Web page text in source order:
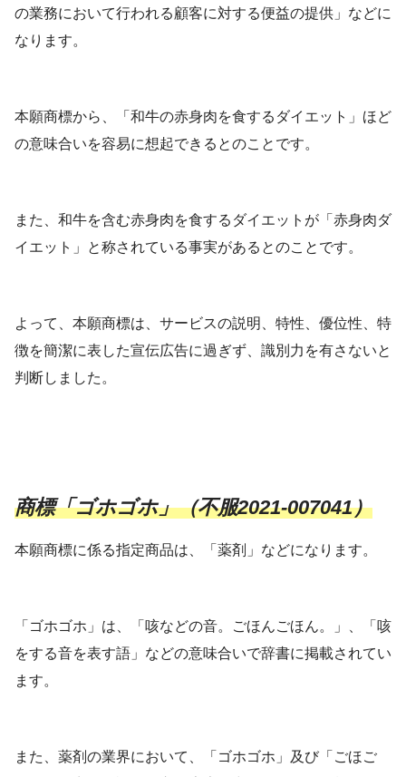
の業務において行われる顧客に対する便益の提供」などに
なります。
本願商標から、「和牛の赤身肉を食するダイエット」ほど
の意味合いを容易に想起できるとのことです。
また、和牛を含む赤身肉を食するダイエットが「赤身肉ダ
イエット」と称されている事実があるとのことです。
よって、本願商標は、サービスの説明、特性、優位性、特
徴を簡潔に表した宣伝広告に過ぎず、識別力を有さないと
判断しました。
商標「ゴホゴホ」（不服2021-007041）
本願商標に係る指定商品は、「薬剤」などになります。
「ゴホゴホ」は、「咳などの音。ごほんごほん。」、「咳
をする音を表す語」などの意味合いで辞書に掲載されてい
ます。
また、薬剤の業界において、「ゴホゴホ」及び「ごほご